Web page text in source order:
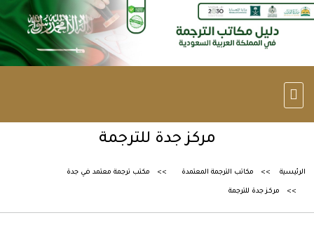
مركز جدة للترجمة
الرئيسية مكاتب الترجمة المعتمدة مكتب ترجمة معتمد في جدة
مركز جدة للترجمة